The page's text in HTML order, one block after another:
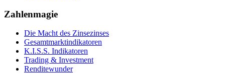
Zahlenmagie
Die Macht des Zinsezinses
Gesamtmarktindikatoren
K.I.S.S. Indikatoren
Trading & Investment
Renditewunder